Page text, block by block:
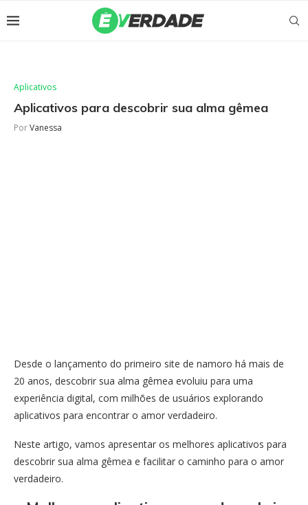
Aplicativos
Aplicativos para descobrir sua alma gêmea
PorVanessa
Desde o lançamento do primeiro site de namoro há mais de
20 anos, descobrir sua alma gêmea evoluiu para uma
experiência digital, com milhões de usuários explorando
aplicativos para encontrar o amor verdadeiro.
Neste artigo, vamos apresentar os melhores aplicativos para
descobrir sua alma gêmea e facilitar o caminho para o amor
verdadeiro.